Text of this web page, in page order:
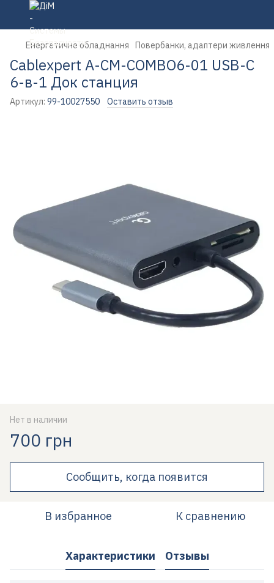
Енергетичне обладнання Повербанки, адаптери живлення
Cablexpert A-CM-COMBO6-01 USB-C
6-в-1 Док станция
Артикул: 99-10027550 Оставить отзыв
Нет в наличии
700 грн
Сообщить, когда появится
В избранное К сравнению
Характеристики Отзывы